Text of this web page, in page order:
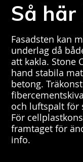
Så
Fasadsten kan
underlag då
att kakla. Stone
hand stabila
betong.
och luftspalt för
För
framtaget för
info.